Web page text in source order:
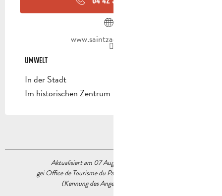
www.saintzacharie.com
UMWELT
UMWELT
In der Stadt
Im historischen Zentrum
Aktualisiert am 07 August 2026 Um 09:30
gei Office de Tourisme du Pays d’Aubagne et de l’Étoile
(Kennung des Angebots :